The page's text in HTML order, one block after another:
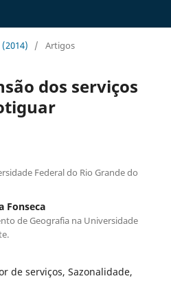
(2014) / Artigos
dos serviços
Federal do Rio Grande do
Fonseca
de Geografia na Universidade
de serviços, Sazonalidade,